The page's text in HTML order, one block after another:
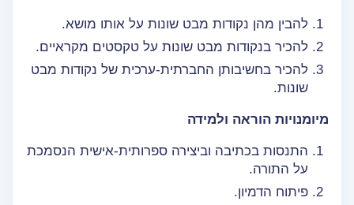
להבין מהן נקודות מבט שונות על אותו מושא.
להכיר בנקודות מבט שונות על טקסטים מקראיים.
להכיר בחשיבותן החברתית-ערכית של נקודות מבט
שונות.
מיומנויות הוראה ולמידה
התנסות בכתיבה וביצירה ספרותית-אישית הנסמכת
על התורה.
פיתוח הדמיון.